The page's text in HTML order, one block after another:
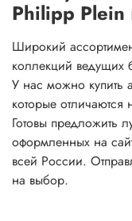
Philipp Plein
Широкий
коллекций ведущих
У нас можно купить
которые
Готовы предложить
оформленных на
всей России.
на выбор.